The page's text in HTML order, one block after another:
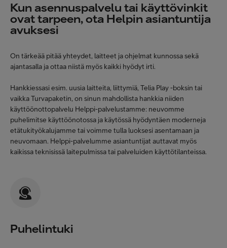
Kun asennuspalvelu tai käyttövinkit
ovat tarpeen, ota Helpin asiantuntija
avuksesi
On tärkeää pitää yhteydet, laitteet ja ohjelmat kunnossa sekä
ajantasalla ja ottaa niistä myös kaikki hyödyt irti.
Hankkiessasi esim. uusia laitteita, liittymiä, Telia Play -boksin tai
vaikka Turvapaketin, on sinun mahdollista hankkia niiden
käyttöönottopalvelu Helppi-palvelustamme: neuvomme
puhelimitse käyttöönotossa ja käytössä hyödyntäen moderneja
etätukityökalujamme tai voimme tulla luoksesi asentamaan ja
neuvomaan. Helppi-palvelumme asiantuntijat auttavat myös
kaikissa teknisissä laitepulmissa tai palveluiden käyttötilanteissa.
Puhelintuki